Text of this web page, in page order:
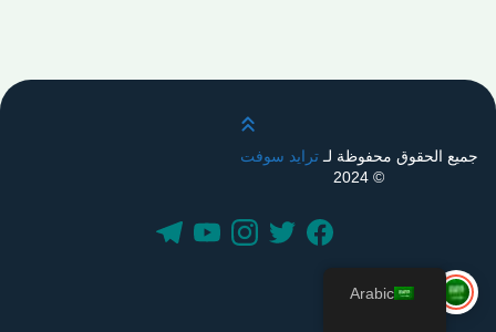
قم بالتمرير لأعلى
جميع الحقوق محفوظة لـترايد سوفت
© 2024
Arabic